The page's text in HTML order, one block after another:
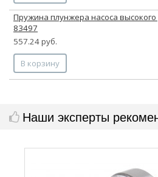
Пружина плунжера насоса
83497
557.24 руб.
В корзину
Наши эксперты